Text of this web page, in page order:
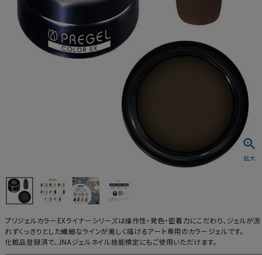
ポリッシュ・マニキュア
プリジェルカラーEXライナーシリーズは操作性・発色・密着力にこだわり、ジェルが流
れずくっきりとした繊細なラインが美しく描けるアート専用のカラージェルです。
化粧品登録済で、JNAジェルネイル技能検定にもご使用いただけます。